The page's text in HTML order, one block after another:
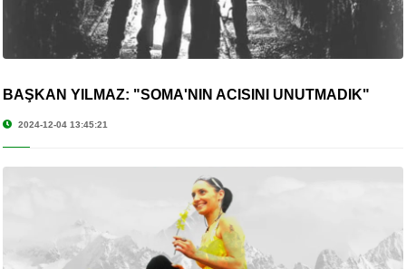
BAŞKAN YILMAZ: "SOMA'NIN ACISINI UNUTMADIK"
2024-12-04 13:45:21